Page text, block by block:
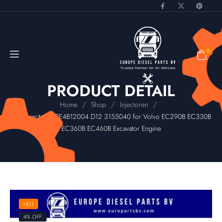
0
PRODUCT DETAIL
Home / Shop / Injectoren /
Fuel Injector BEBE4B12004 D12 3155040 for Volvo EC290B EC330B
EC360B EC460B Excavator Engine
HOT
4% OFF